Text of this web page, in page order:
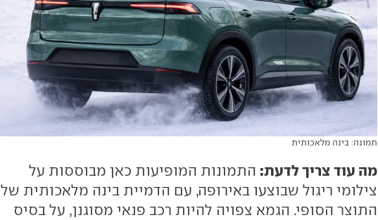
תמונה: בינה מלאכותית
מה עוד צריך לדעת: התמונות המופיעות כאן מבוססות על
צילומי ריגול שבוצעו באירופה, עם הדמיית בינה מלאכותית של
התוצר הסופי. הגמא צפויה להיות רכב פנאי מסוגנן, על בסיס